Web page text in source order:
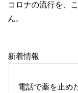
コロナの流行を、
ん。
新着情報
電話で薬を止め